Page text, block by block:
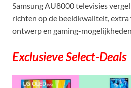
Samsung AU8000 televisies
richten op de beeldkwaliteit, extra
ontwerp en gaming-
Exclusieve Select-Deals